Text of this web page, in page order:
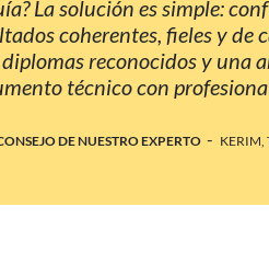
La solución es simple:
coherentes, fieles y de
reconocidos y una
técnico con
DE NUESTRO EXPERTO - KERIM,